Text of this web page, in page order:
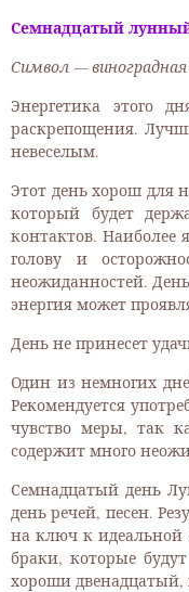
Семнадцатый
Символ —
Энергетика этого
раскрепощения.
невеселым.
Этот день хорош для
который будет
контактов. Наиболее
голову и
неожиданностей.
энергия может
День не принесет
Один из немногих
Рекомендуется
чувство меры, так
содержит много
Семнадцатый день
день речей, песен.
на ключ к идеальной
браки, которые
хороши